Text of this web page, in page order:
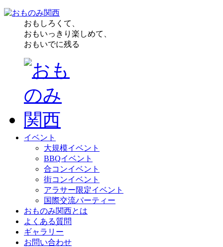
おもしろくて、
おもいっきり楽しめて、
おもいでに残る
イベント
大規模イベント
BBQイベント
合コンイベント
街コンイベント
アラサー限定イベント
国際交流パーティー
おものみ関西とは
よくある質問
ギャラリー
お問い合わせ